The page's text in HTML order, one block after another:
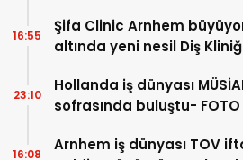
Şifa Clinic Arnhem
altında yeni nesil Diş
16:55
Hollanda iş dünyası
sofrasında buluştu- FOTO
23:10
Arnhem iş dünyası TOV
16:08